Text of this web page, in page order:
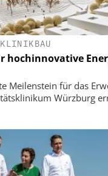
KLINIKBAU
hochinnovative
Meilenstein für das
Würzburg